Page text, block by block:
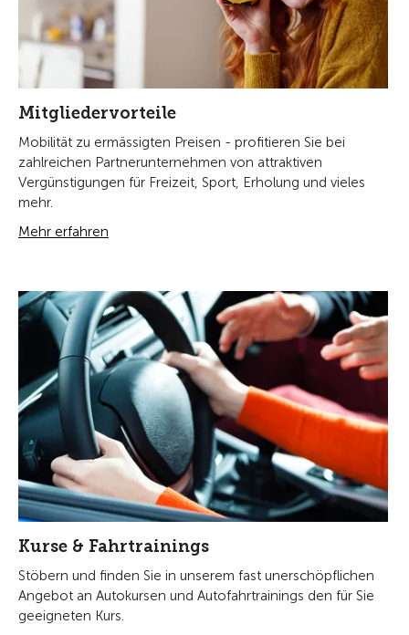
Mitgliedervorteile
Mobilität zu ermässigten Preisen - profitieren Sie bei
zahlreichen Partnerunternehmen von attraktiven
Vergünstigungen für Freizeit, Sport, Erholung und vieles
mehr.
Mehr erfahren
Kurse & Fahrtrainings
Stöbern und finden Sie in unserem fast unerschöpflichen
Angebot an Autokursen und Autofahrtrainings den für Sie
geeigneten Kurs.